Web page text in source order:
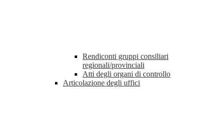
Rendiconti gruppi consiliari
regionali/provinciali
Atti degli organi di controllo
Articolazione degli uffici